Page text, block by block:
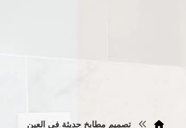
تصميم مطابخ حديثة في العين